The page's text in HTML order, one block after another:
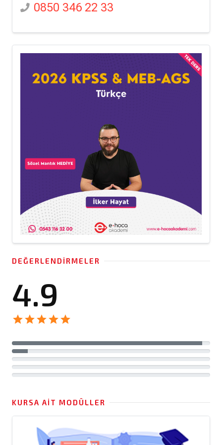
0850 346 22 33
DEĞERLENDIRMELER
4.9
starstarstarstarstar
KURSA AIT MODÜLLER